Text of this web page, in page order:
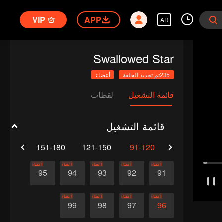
AR
APP
VIP
Swallowed Star
235تم تجديد الحلقة أعضاء
قائمة التشغيل لقطات
قائمة التشغيل
91-120
121-150
151-180
91
أعضاء
92
أعضاء
93
أعضاء
94
أعضاء
95
أعضاء
96
أعضاء
97
أعضاء
98
أعضاء
99
أعضاء